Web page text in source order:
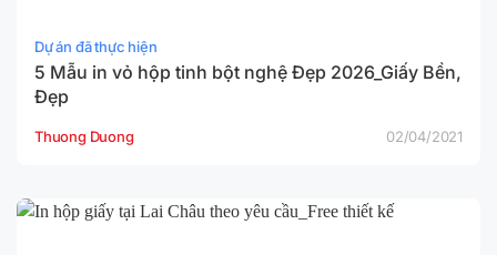
Dự án đã thực hiện
5 Mẫu in vỏ hộp tinh bột nghệ Đẹp 2026_Giấy Bền,
Đẹp
Thuong Duong 02/04/2021